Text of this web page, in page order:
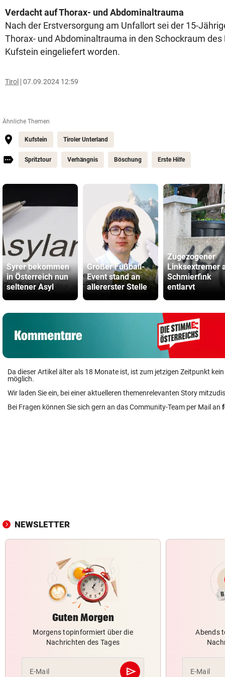
Verdacht auf Thorax- und Abdominaltrauma
Nach der Erstversorgung am Unfallort sei der 15-
Thorax- und Abdominaltrauma in den Schockraum
Kufstein eingeliefert worden.
Tirol 07.09.2024 12:59
Ähnliche Themen
Kufstein Tiroler Unterland
Spritztour Verhängnis Böschung Erste Hilfe
Syrer bekommen
in Österreich nun
seltener Asyl
Großer Fußball-
Event stand an
allererster Stelle
Zugezogener
Linksextremer
Schmierfink
entlarvt
Da dieser Artikel älter als 18 Monate ist, ist zum jetzigen Zeitpunkt
möglich.
Wir laden Sie ein, bei einer aktuelleren themenrelevanten Story
Bei Fragen können Sie sich gern an das Community-Team per Mail an
NEWSLETTER
Guten Morgen
Morgens topinformiert über die
Nachrichten des Tages
E-Mail send
Abschicken
Abends
E-Mail